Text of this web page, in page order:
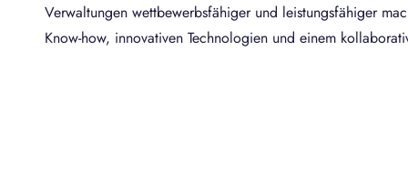
Verwaltungen wettbewerbsfähiger und leistungsfähiger
Know-how, innovativen Technologien und einem